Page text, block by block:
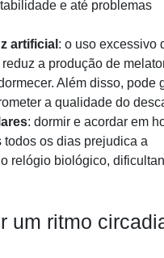
e até problemas
artificial : o uso excessivo
a produção de
Além disso, pode
a qualidade do
: dormir e acordar em
todos os dias prejudica a
relógio biológico,
um ritmo